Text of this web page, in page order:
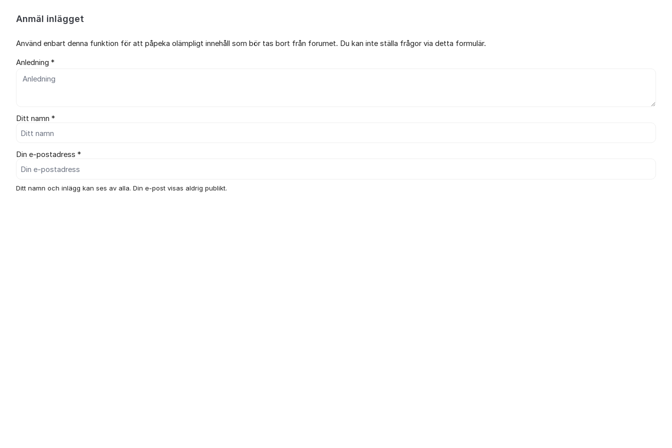
Anmäl inlägget
Använd enbart denna funktion för att påpeka olämpligt innehåll som bör tas bort från forumet. Du kan inte ställa frågor via detta formulär.
Anledning *
Ditt namn *
Din e-postadress *
Ditt namn och inlägg kan ses av alla. Din e-post visas aldrig publikt.